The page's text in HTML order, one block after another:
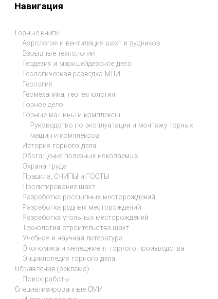
Навигация
Горные книги
Аэрология и вентиляция шахт и рудников
Взрывные технологии
Геодезия и маркшейдерское дело
Геологическая разведка МПИ
Геология
Геомеханика, геотехнология
Горное дело
Горные машины и комплексы
Руководство по эксплуатации и монтажу горных
машин и комплексов
История горного дела
Обогащение полезных ископаемых
Охрана труда
Правила, СНИПЫ и ГОСТЫ
Проектирование шахт
Разработка россыпных месторождений
Разработка рудных месторождений
Разработка угольных месторождений
Технология строительства шахт
Учебная и научная литература
Экономика и менеджмент горного производства
Энциклопедия горного дела
Объявления (реклама)
Поиск работы
Специализированные СМИ